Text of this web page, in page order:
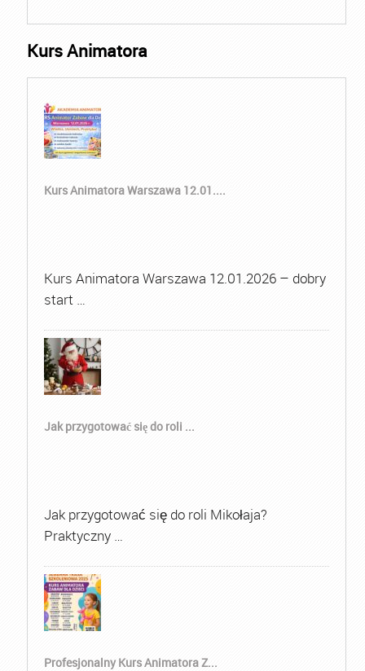
Kurs Animatora
Kurs Animatora Warszawa 12.01....
Kurs Animatora Warszawa 12.01.2026 – dobry
start …
Jak przygotować się do roli ...
Jak przygotować się do roli Mikołaja?
Praktyczny …
Profesjonalny Kurs Animatora Z...